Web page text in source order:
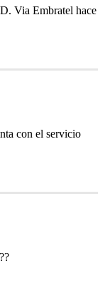
Via Embratel hace
con el servicio